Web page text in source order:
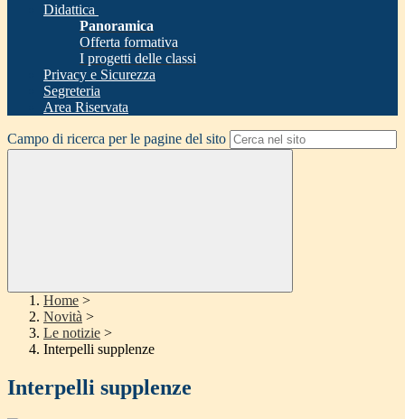
Didattica
Panoramica
Offerta formativa
I progetti delle classi
Privacy e Sicurezza
Segreteria
Area Riservata
Campo di ricerca per le pagine del sito
Home >
Novità >
Le notizie >
Interpelli supplenze
Interpelli supplenze